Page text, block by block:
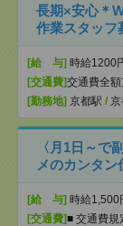
長期×安心＊
作業スタッフ
[給 与] 時給1200
[交通費]交通費全額
[勤務地] 京都駅 / 京
〈月1日～で
メのカンタ
[給 与] 時給1,500
[交通費]■ 交通費